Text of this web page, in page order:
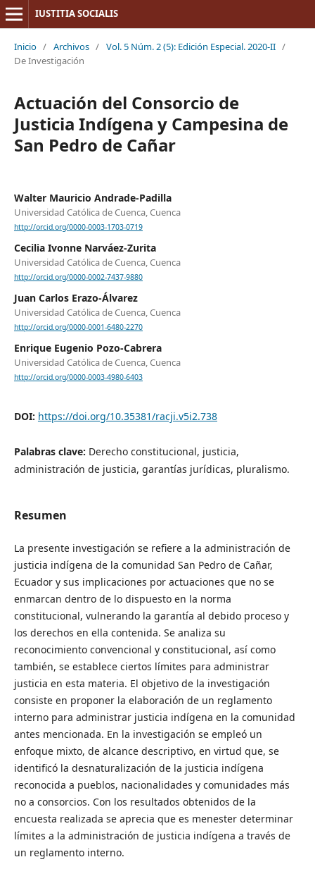
IUSTITIA SOCIALIS
Inicio / Archivos / Vol. 5 Núm. 2 (5): Edición Especial. 2020-II /
De Investigación
Actuación del Consorcio de
Justicia Indígena y Campesina de
San Pedro de Cañar
Walter Mauricio Andrade-Padilla
Universidad Católica de Cuenca, Cuenca
http://orcid.org/0000-0003-1703-0719
Cecilia Ivonne Narváez-Zurita
Universidad Católica de Cuenca, Cuenca
http://orcid.org/0000-0002-7437-9880
Juan Carlos Erazo-Álvarez
Universidad Católica de Cuenca, Cuenca
http://orcid.org/0000-0001-6480-2270
Enrique Eugenio Pozo-Cabrera
Universidad Católica de Cuenca, Cuenca
http://orcid.org/0000-0003-4980-6403
DOI: https://doi.org/10.35381/racji.v5i2.738
Palabras clave: Derecho constitucional, justicia,
administración de justicia, garantías jurídicas, pluralismo.
Resumen
La presente investigación se refiere a la administración de
justicia indígena de la comunidad San Pedro de Cañar,
Ecuador y sus implicaciones por actuaciones que no se
enmarcan dentro de lo dispuesto en la norma
constitucional, vulnerando la garantía al debido proceso y
los derechos en ella contenida. Se analiza su
reconocimiento convencional y constitucional, así como
también, se establece ciertos límites para administrar
justicia en esta materia. El objetivo de la investigación
consiste en proponer la elaboración de un reglamento
interno para administrar justicia indígena en la comunidad
antes mencionada. En la investigación se empleó un
enfoque mixto, de alcance descriptivo, en virtud que, se
identificó la desnaturalización de la justicia indígena
reconocida a pueblos, nacionalidades y comunidades más
no a consorcios. Con los resultados obtenidos de la
encuesta realizada se aprecia que es menester determinar
límites a la administración de justicia indígena a través de
un reglamento interno.